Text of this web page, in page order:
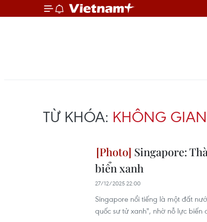
TỪ KHÓA: KHÔNG
Singapore:
biển xanh
27/12/2025 22:00
Singapore nổi tiếng là một đất
quốc sư tử xanh", nhờ nỗ lực